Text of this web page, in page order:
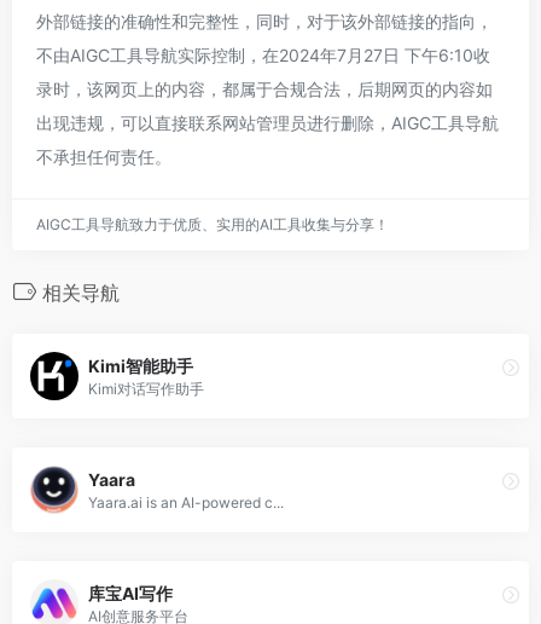
外部链接的准确性和完整性，同时，对于该外部链接的指向，
不由AIGC工具导航实际控制，在2024年7月27日 下午6:10收
录时，该网页上的内容，都属于合规合法，后期网页的内容如
出现违规，可以直接联系网站管理员进行删除，AIGC工具导航
不承担任何责任。
AIGC工具导航致力于优质、实用的AI工具收集与分享！
相关导航
Kimi智能助手
Kimi对话写作助手
Yaara
Yaara.ai is an AI-powered c...
库宝AI写作
AI创意服务平台